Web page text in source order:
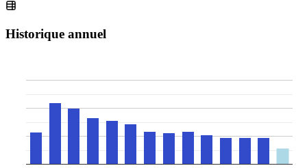
Historique annuel